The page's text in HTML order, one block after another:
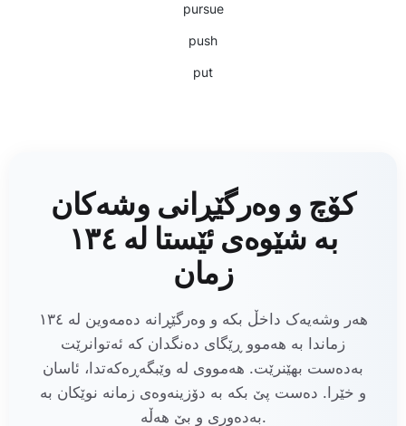
pursue
push
put
کۆچ و وەرگێڕانی وشەکان
بە شێوەی ئێستا لە ١٣٤
زمان
هەر وشەیەک داخڵ بکە و وەرگێڕانە دەمەوین لە ١٣٤
زماندا بە هەموو ڕێگای دەنگدان کە ئەتوانرێت
بەدەست بهێنرێت. هەمووی لە وێبگەڕەکەتدا، ئاسان
و خێرا. دەست پێ بکە بە دۆزینەوەی زمانە نوێکان بە
بەدەوری و بێ هەڵە.